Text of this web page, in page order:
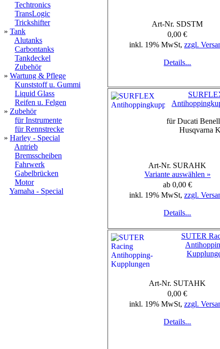
Techtronics
TransLogic
Trickshifter
» Tank
Alutanks
Carbontanks
Tankdeckel
Zubehör
» Wartung & Pflege
Kunststoff u. Gummi
Liquid Glass
Reifen u. Felgen
» Zubehör
für Instrumente
für Rennstrecke
» Harley - Special
Antrieb
Bremsscheiben
Fahrwerk
Gabelbrücken
Motor
Yamaha - Special
Art-Nr. SDSTM
0,00 €
inkl. 19% MwSt, zzgl.
Details...
für Ducati
Husqvarna
Art-Nr. SURAHK
Variante auswählen »
ab 0,00 €
inkl. 19% MwSt, zzgl.
Details...
SUTER
Art-Nr. SUTAHK
0,00 €
inkl. 19% MwSt, zzgl.
Details...